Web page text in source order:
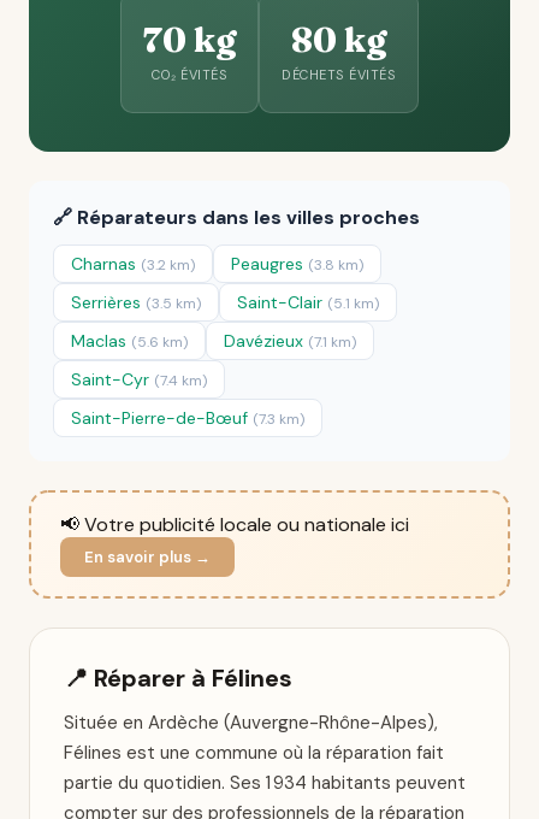
70 kg
CO₂ ÉVITÉS
80 kg
DÉCHETS ÉVITÉS
🔗 Réparateurs dans les villes proches
Charnas (3.2 km) Peaugres (3.8 km)
Serrières (3.5 km) Saint-Clair (5.1 km)
Maclas (5.6 km) Davézieux (7.1 km)
Saint-Cyr (7.4 km)
Saint-Pierre-de-Bœuf (7.3 km)
📢 Votre publicité locale ou nationale ici
En savoir plus →
📍 Réparer à Félines
Située en Ardèche (Auvergne-Rhône-Alpes),
Félines est une commune où la réparation fait
partie du quotidien. Ses 1 934 habitants peuvent
compter sur des professionnels de la réparation